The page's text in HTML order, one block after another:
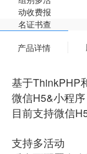
产品详情
基于ThinkPHP
微信H5&小程序
目前支持微信
支持多活动